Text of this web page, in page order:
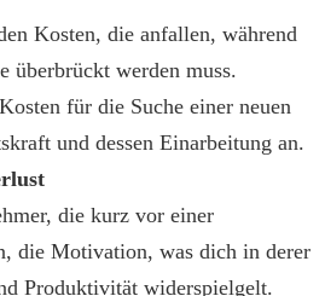
Kosten, die anfallen, während
überbrückt werden muss.
für die Suche einer neuen
und dessen Einarbeitung an.
die kurz vor einer
die Motivation, was dich in derer
Produktivität widerspielgelt.